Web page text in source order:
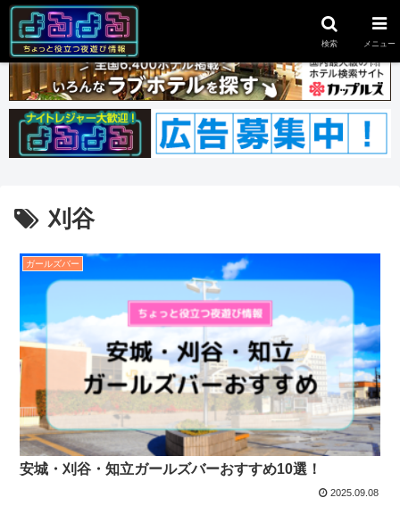
刈谷
ガールズバー
安城・刈谷・知立ガールズバーおすすめ10選！
2025.09.08
検索 メニュー